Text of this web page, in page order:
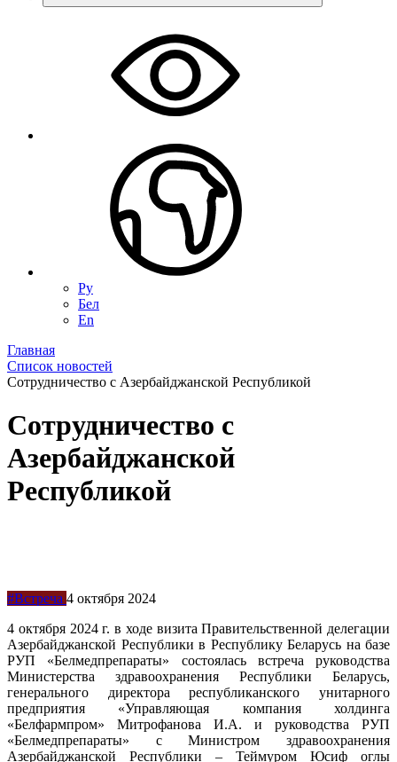
Ру
Бел
En
Главная
Список новостей
Сотрудничество с Азербайджанской Республикой
Сотрудничество с
Азербайджанской
Республикой
#Встреча 4 октября 2024
4 октября 2024 г. в ходе визита Правительственной делегации
Азербайджанской Республики в Республику Беларусь на базе
РУП «Белмедпрепараты» состоялась встреча руководства
Министерства здравоохранения Республики Беларусь,
генерального директора республиканского унитарного
предприятия «Управляющая компания холдинга
«Белфармпром» Митрофанова И.А. и руководства РУП
«Белмедпрепараты» с Министром здравоохранения
Азербайджанской Республики – Теймуром Юсиф оглы